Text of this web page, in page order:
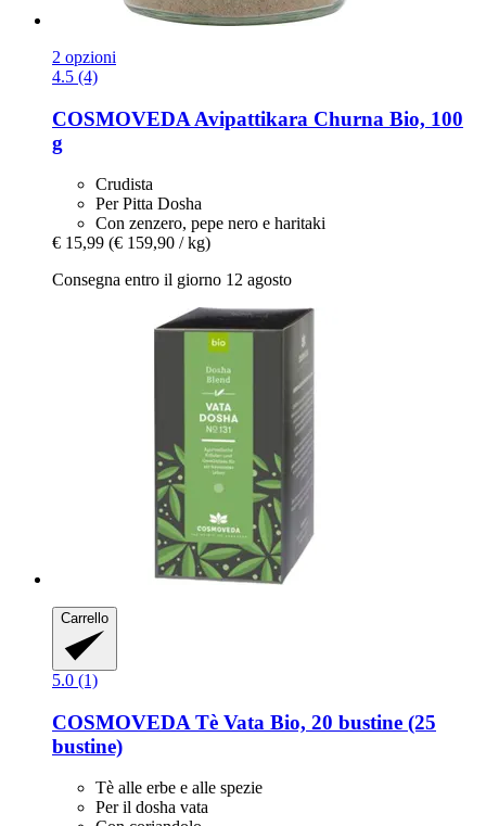
2 opzioni
4.5 (4)
COSMOVEDA Avipattikara Churna Bio, 100
g
Crudista
Per Pitta Dosha
Con zenzero, pepe nero e haritaki
€ 15,99 (€ 159,90 / kg)
Consegna entro il giorno 12 agosto
Carrello
5.0 (1)
COSMOVEDA Tè Vata Bio, 20 bustine (25
bustine)
Tè alle erbe e alle spezie
Per il dosha vata